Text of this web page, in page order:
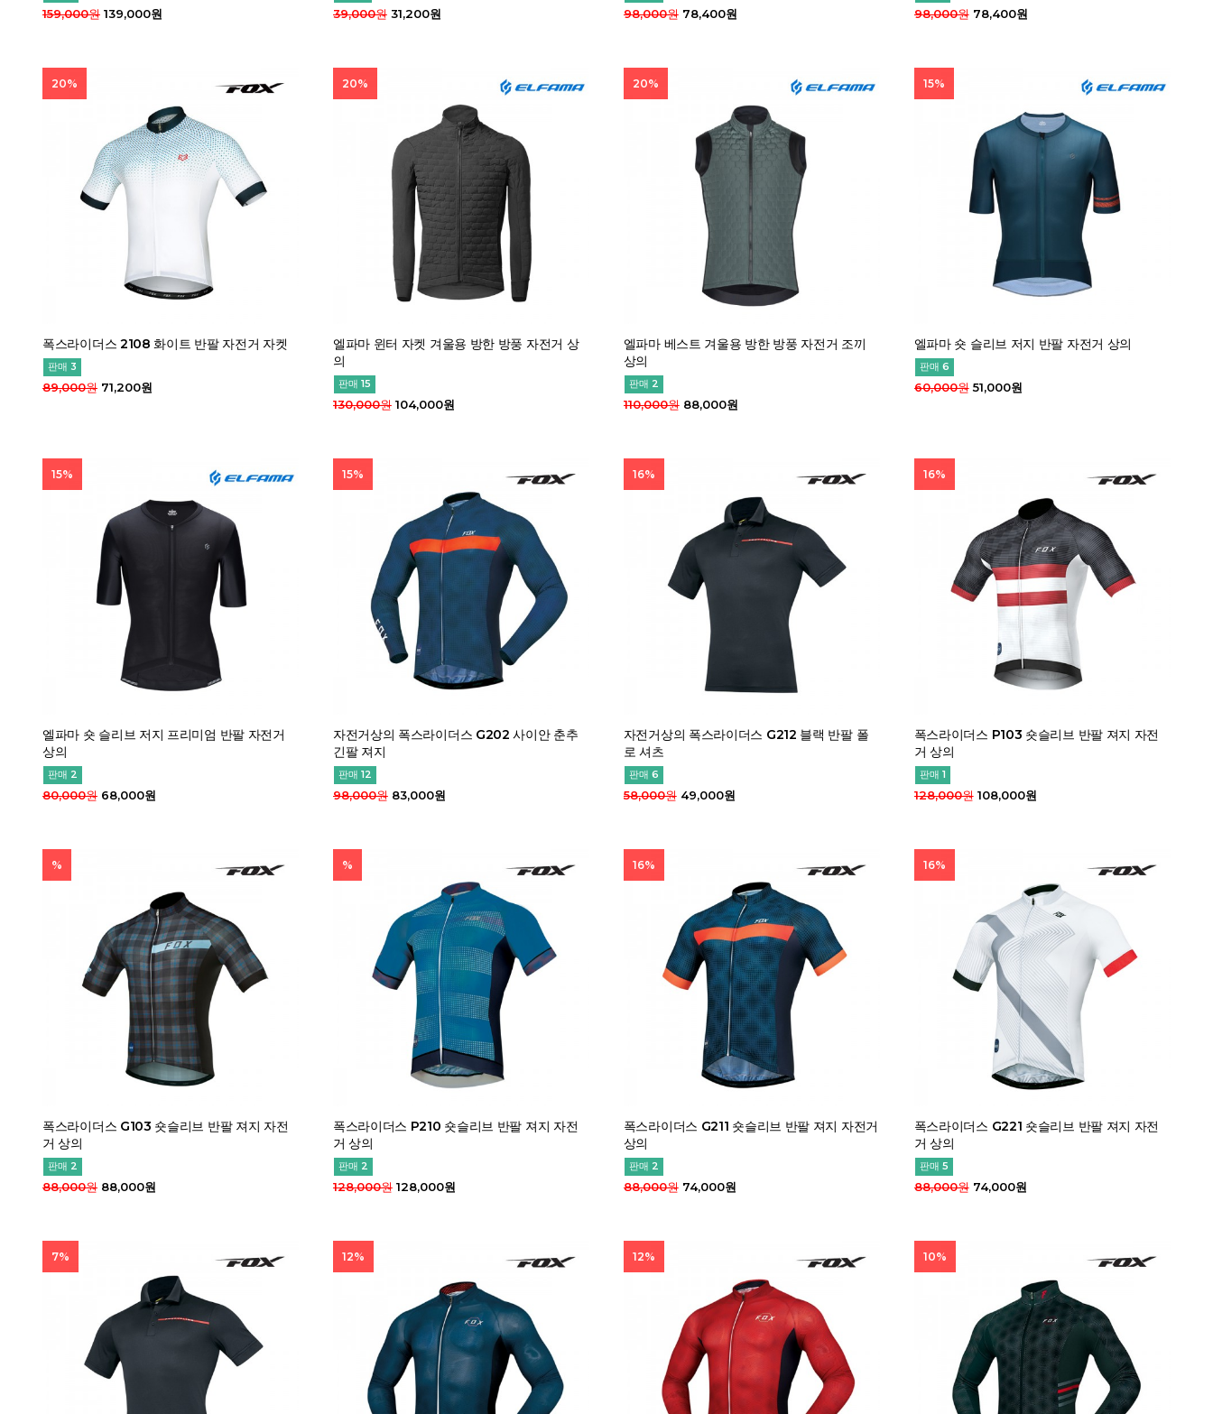
159,000원 139,000원 39,000원31,200원 98,000원78,400원 98,000원78,400원
폭스라이더스 2108 화이트 반팔 자전거 자켓
판매 3
20%
89,000원 71,200원
엘파마 윈터 자켓 겨울용 방한 방풍 자전거 상
의
판매 15
20%
130,000원104,000원
엘파마 베스트 겨울용 방한 방풍 자전거 조끼
상의
판매 2
20%
110,000원88,000원
엘파마 숏 슬리브 저지 반팔 자전거 상의
판매 6
15%
60,000원51,000원
엘파마 숏 슬리브 저지 프리미엄 반팔 자전거
상의
판매 2
15%
80,000원 68,000원
자전거상의 폭스라이더스 G202 사이안 춘추
긴팔 져지
판매 12
15%
98,000원83,000원
자전거상의 폭스라이더스 G212 블랙 반팔 폴
로 셔츠
판매 6
16%
58,000원49,000원
폭스라이더스 P103 숏슬리브 반팔 져지 자전
거 상의
판매 1
16%
128,000원108,000원
폭스라이더스 G103 숏슬리브 반팔 져지 자전
거 상의
판매 2
%
88,000원 88,000원
폭스라이더스 P210 숏슬리브 반팔 져지 자전
거 상의
판매 2
%
128,000원128,000원
폭스라이더스 G211 숏슬리브 반팔 져지 자전거
상의
판매 2
16%
88,000원74,000원
폭스라이더스 G221 숏슬리브 반팔 져지 자전
거 상의
판매 5
16%
88,000원74,000원
7% 12% 12% 10%